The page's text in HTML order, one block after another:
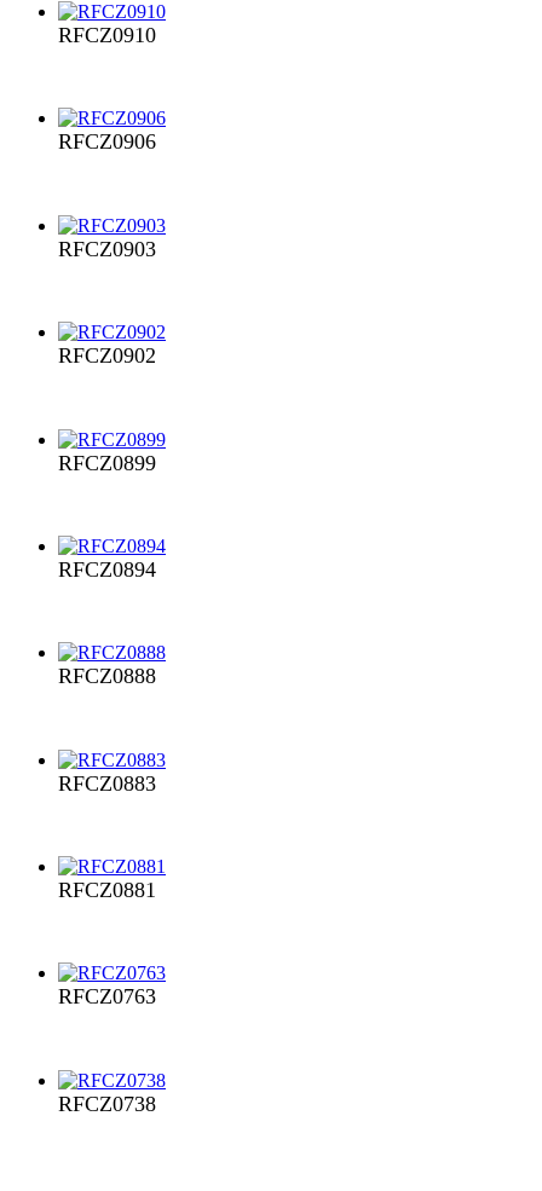
RFCZ0910
RFCZ0906
RFCZ0903
RFCZ0902
RFCZ0899
RFCZ0894
RFCZ0888
RFCZ0883
RFCZ0881
RFCZ0763
RFCZ0738